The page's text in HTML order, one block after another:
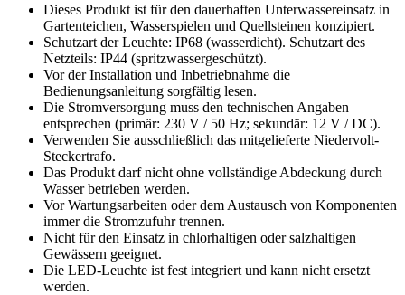
Dieses Produkt ist für den dauerhaften Unterwassereinsatz in
Gartenteichen, Wasserspielen und Quellsteinen konzipiert.
Schutzart der Leuchte: IP68 (wasserdicht). Schutzart des
Netzteils: IP44 (spritzwassergeschützt).
Vor der Installation und Inbetriebnahme die
Bedienungsanleitung sorgfältig lesen.
Die Stromversorgung muss den technischen Angaben
entsprechen (primär: 230 V / 50 Hz; sekundär: 12 V / DC).
Verwenden Sie ausschließlich das mitgelieferte Niedervolt-
Steckertrafo.
Das Produkt darf nicht ohne vollständige Abdeckung durch
Wasser betrieben werden.
Vor Wartungsarbeiten oder dem Austausch von Komponenten
immer die Stromzufuhr trennen.
Nicht für den Einsatz in chlorhaltigen oder salzhaltigen
Gewässern geeignet.
Die LED-Leuchte ist fest integriert und kann nicht ersetzt
werden.